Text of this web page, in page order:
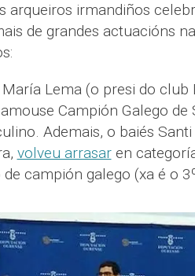
arqueiros irmandiños
de grandes actuacións
Lema (o presi do club
Campión Galego
Ademais, o baiés
volveu arrasaren
campión galego (xa é o